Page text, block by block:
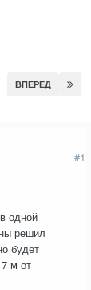
ВПЕРЕД
#1
одной
решил
будет
м от